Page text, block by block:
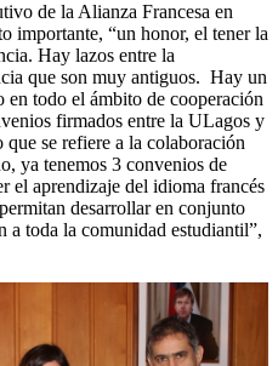
de la Alianza Francesa en
importante, “un honor, el tener la
Hay lazos entre la
que son muy antiguos. Hay un
todo el ámbito de cooperación
firmados entre la ULagos y
se refiere a la colaboración
ya tenemos 3 convenios de
el aprendizaje del idioma francés
desarrollar en conjunto
a toda la comunidad estudiantil”,